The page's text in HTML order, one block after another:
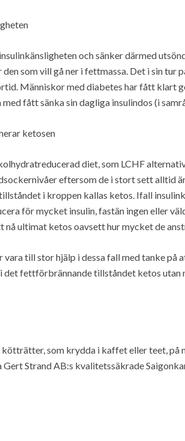
och sänker därmed
som vill gå ner i fettmassa. Det i sin
Människor med diabetes har fått klart
fått sänka sin dagliga insulindos (i
ketosen
diet, som LCHF
eftersom de i stort sett alltid
i kroppen kallas ketos. Ifall
för mycket insulin, fastän ingen eller
nå ultimat ketos oavsett hur mycket de
vara till stor hjälp i dessa fall med tanke på
fettförbrännande tillståndet ketos utan
kötträtter, som krydda i kaffet eller teet, på
Strand AB:s kvalitetssäkrade